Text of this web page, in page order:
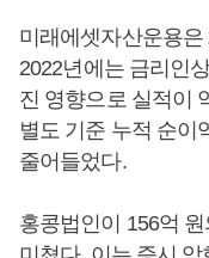
미래에셋자산운용
2022년에는 금리인
진 영향으로 실적이
별도 기준 누적 순이
줄어들었다.
홍콩법인이 156억